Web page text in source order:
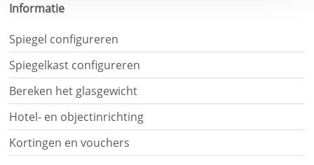
Rond
glasplaatje
van
ESG
Satinato
6mm
op
maat
kopen
Informatie
Spiegel configureren
Spiegelkast configureren
Bereken het glasgewicht
Hotel- en objectinrichting
Kortingen en vouchers